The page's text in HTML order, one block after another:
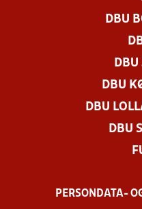
DBU
DBU
DBU
DBU
PERSONDATA-